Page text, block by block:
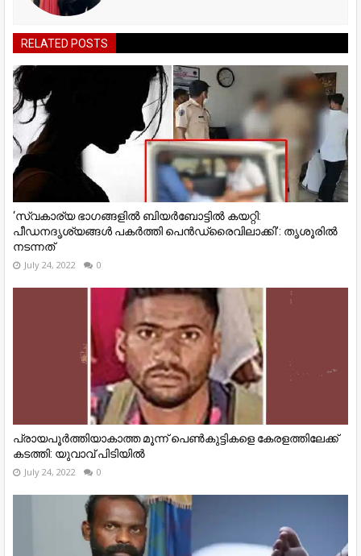
RELATED POSTS
‘സ്വകാര്യ ഭാഗങ്ങളിൽ ബിയർബോട്ടിൽ കയറ്റി:
പീഡനദൃശ്യങ്ങൾ പകർത്തി പെൻഡ്രൈവിലാക്കി’: തൃശൂരിൽ
നടന്നത്
July 24, 2022 0
പ്രായപൂർത്തിയാകാത്ത മൂന്ന് പെൺകുട്ടികളെ കേരളത്തിലേക്ക്
കടത്തി: യുവാവ് പിടിയിൽ
July 24, 2022 0